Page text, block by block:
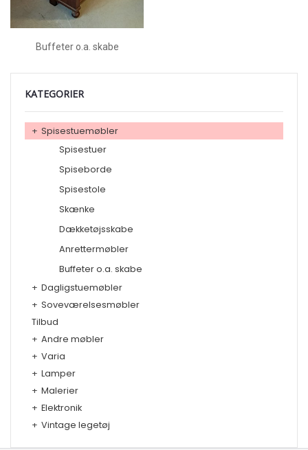
Buffeter o.a. skabe
KATEGORIER
+ Spisestuemøbler
Spisestuer
Spiseborde
Spisestole
Skænke
Dækketøjsskabe
Anrettermøbler
Buffeter o.a. skabe
+ Dagligstuemøbler
+ Soveværelsesmøbler
Tilbud
+ Andre møbler
+ Varia
+ Lamper
+ Malerier
+ Elektronik
+ Vintage legetøj